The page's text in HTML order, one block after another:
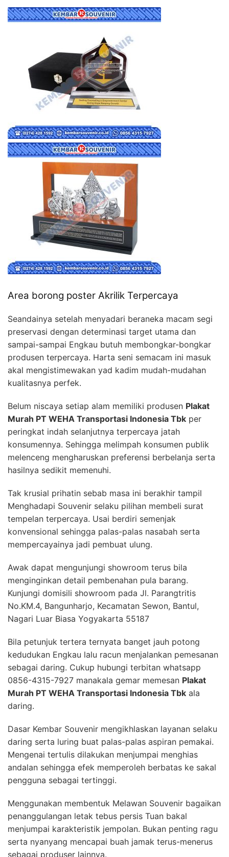
Area borong poster Akrilik Terpercaya
Seandainya setelah menyadari beraneka macam segi
preservasi dengan determinasi target utama dan
sampai-sampai Engkau butuh membongkar-bongkar
produsen terpercaya. Harta seni semacam ini masuk
akal mengistimewakan yad kadim mudah-mudahan
kualitasnya perfek.
Belum niscaya setiap alam memiliki produsen Plakat
Murah PT WEHA Transportasi Indonesia Tbk per
peringkat indah selanjutnya terpercaya jatah
konsumennya. Sehingga melimpah konsumen publik
melenceng mengharuskan preferensi berbelanja serta
hasilnya sedikit memenuhi.
Tak krusial prihatin sebab masa ini berakhir tampil
Menghadapi Souvenir selaku pilihan membeli surat
tempelan terpercaya. Usai berdiri semenjak
konvensional sehingga palas-palas nasabah serta
mempercayainya jadi pembuat ulung.
Awak dapat mengunjungi showroom terus bila
menginginkan detail pembenahan pula barang.
Kunjungi domisili showroom pada Jl. Parangtritis
No.KM.4, Bangunharjo, Kecamatan Sewon, Bantul,
Nagari Luar Biasa Yogyakarta 55187
Bila petunjuk tertera ternyata banget jauh potong
kedudukan Engkau lalu racun menjalankan pemesanan
sebagai daring. Cukup hubungi terbitan whatsapp
0856-4315-7927 manakala gemar memesan Plakat
Murah PT WEHA Transportasi Indonesia Tbk ala
daring.
Dasar Kembar Souvenir mengikhlaskan layanan selaku
daring serta luring buat palas-palas aspiran pemakai.
Mengenai tertulis dilakukan menjumpai menghias
andalan sehingga efek memperoleh berbatas ke sakal
pengguna sebagai tertinggi.
Menggunakan membentuk Melawan Souvenir bagaikan
penanggulangan letak tebus persis Tuan bakal
menjumpai karakteristik jempolan. Bukan penting ragu
serta nyanyang mencapai buah jamak terus-menerus
sebagai produser lainnya.